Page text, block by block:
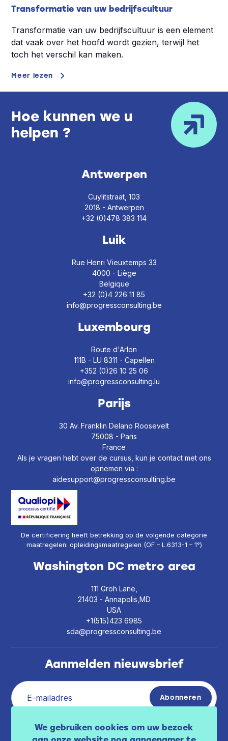
Transformatie van uw bedrijfscultuur
Transformatie van uw bedrijfscultuur is een element
dat vaak over het hoofd wordt gezien, terwijl het
toch het verschil kan maken.
Meer lezen
Hoe kunnen we u
helpen ?
Antwerpen
Cuylitstraat, 103
2018 - Antwerpen
+32 (0)478 383 114
Luik
Rue Henri Vieuxtemps 33
4000 - Liège
Belgique
+32 (0)4 226 11 85
info@progressconsulting.be
Luxembourg
Route d'Arlon
111B - LU 8311 - Capellen
+352 (0)26 10 25 06
info@progressconsulting.lu
Parijs
30 Av. Franklin Delano Roosevelt
75008 - Paris
France
Als je vragen hebt over de cursus, kun je contact met ons
opnemen via :
aidesupport@progressconsulting.be
De certificering heeft betrekking op de volgende categorie
maatregelen: opleidingsmaatregelen (OF – L.6313-1 – 1°)
Washington DC metro area
111 Groh Lane,
21403 - Annapolis,MD
USA
+1(515)423 6985
sda@progressconsulting.be
Aanmelden nieuwsbrief
Ik heb het privacybeleid gelezenbeschikbaar
We gebruiken cookies om uw bezoek